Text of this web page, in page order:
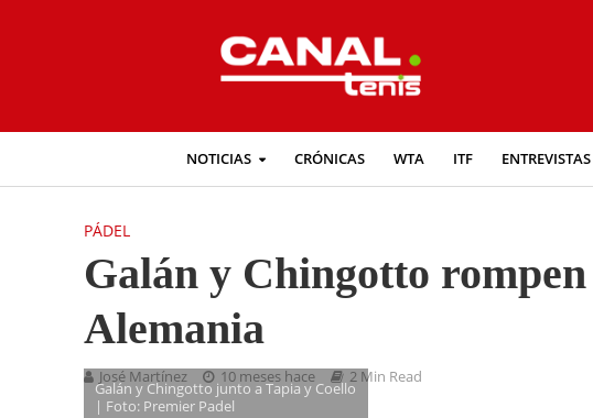
NOTICIAS CRÓNICAS WTA ITF ENTREVISTAS
PÁDEL
Galán y Chingotto
Alemania
José Martínez 10 meses hace 2 Min Read
Galán y Chingotto junto a Tapia y Coello
| Foto: Premier Padel